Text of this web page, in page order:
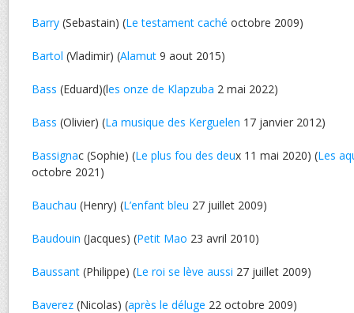
Barry (Sebastain) (Le testament caché octobre 2009)
Bartol (Vladimir) (Alamut 9 aout 2015)
Bass (Eduard)(les onze de Klapzuba 2 mai 2022)
Bass (Olivier) (La musique des Kerguelen 17 janvier 2012)
Bassignac (Sophie) (Le plus fou des deux 11 mai 2020) (Les
octobre 2021)
Bauchau (Henry) (L’enfant bleu 27 juillet 2009)
Baudouin (Jacques) (Petit Mao 23 avril 2010)
Baussant (Philippe) (Le roi se lève aussi 27 juillet 2009)
Baverez (Nicolas) (après le déluge 22 octobre 2009)